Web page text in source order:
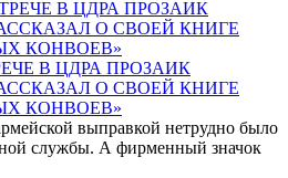
В ЦДРА ПРОЗАИК
О СВОЕЙ КНИГЕ
КОНВОЕВ»
выправкой нетрудно было
службы. А фирменный значок